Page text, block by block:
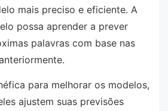
mais preciso e eficiente. A
possa aprender a prever
palavras com base nas
para melhorar os modelos,
ajustem suas previsões